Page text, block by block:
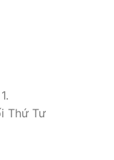
Thứ Tư